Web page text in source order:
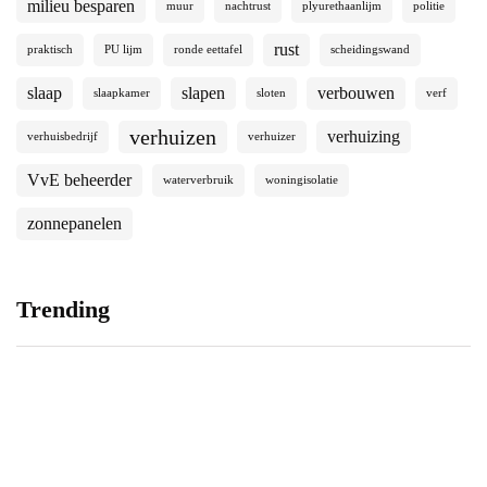
milieu besparen muur nachtrust plyurethaanlijm politie
praktisch PU lijm ronde eettafel rust scheidingswand
slaap slaapkamer slapen sloten verbouwen verf
verhuisbedrijf verhuizen verhuizer verhuizing
VvE beheerder waterverbruik woningisolatie
zonnepanelen
Trending